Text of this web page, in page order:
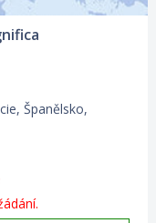
Španělsko,